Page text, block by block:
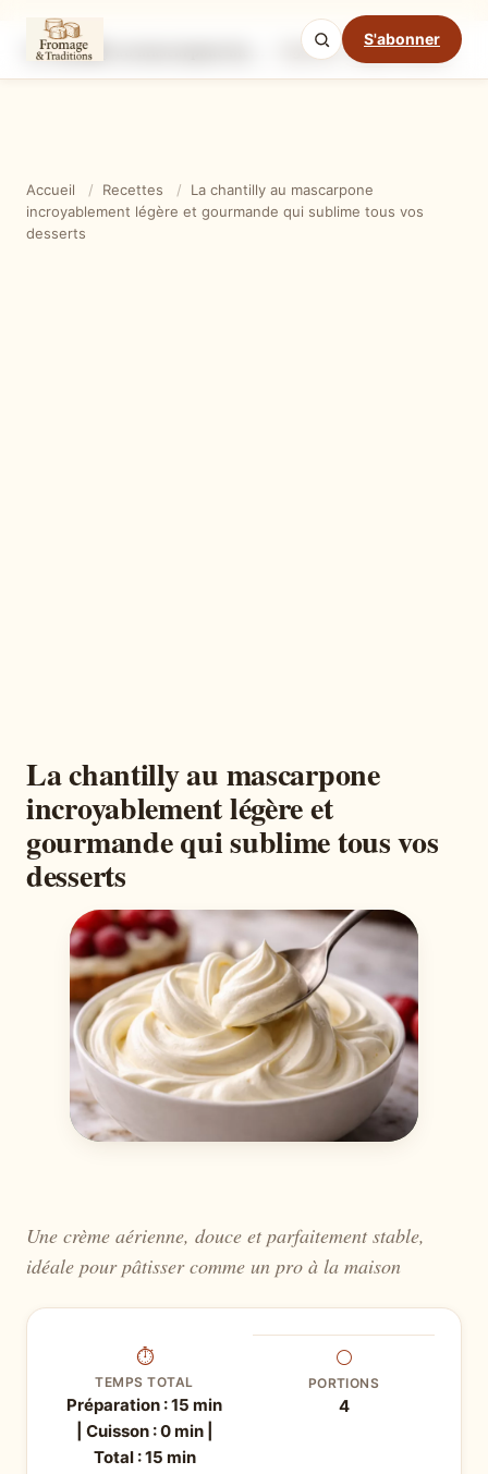
S'abonner
Ingrédients Étapes
Mode cuisine
Accueil / Recettes /
La chantilly au mascarpone
incroyablement légère et gourmande qui sublime tous vos
desserts
La chantilly au mascarpone
incroyablement légère et
gourmande qui sublime tous vos
desserts
Une crème aérienne, douce et parfaitement stable,
idéale pour pâtisser comme un pro à la maison
⏱
TEMPS TOTAL
Préparation : 15 min
| Cuisson : 0 min |
Total : 15 min
⚪
PORTIONS
4